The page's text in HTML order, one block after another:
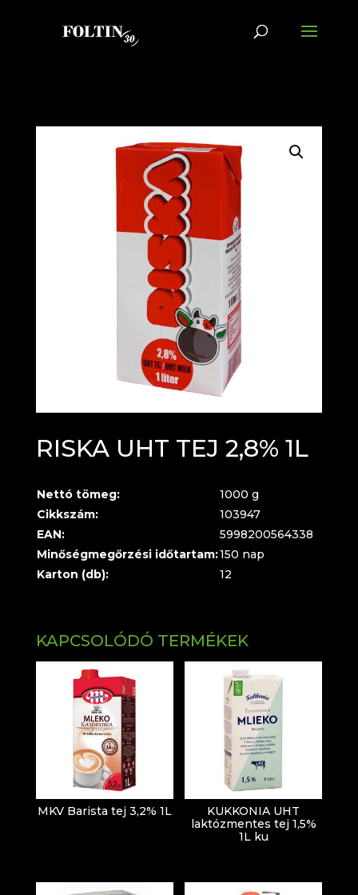
RISKA UHT TEJ 2,8% 1L
Nettó tömeg:
1000 g
Cikkszám:
103947
EAN:
5998200564338
Minőségmegőrzési időtartam:150 nap
Karton (db):
12
KAPCSOLÓDÓ TERMÉKEK
MKV Barista tej 3,2% 1L
KUKKONIA UHT
laktózmentes tej 1,5%
1L ku